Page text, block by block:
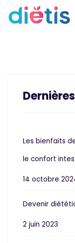
Les bienfaits
le confort
14 octobre
Devenir
2 juin 2023